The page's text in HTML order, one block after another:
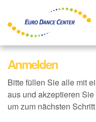
main
Anmelden
Bitte füllen Sie alle mit
aus und akzeptieren
um zum nächsten